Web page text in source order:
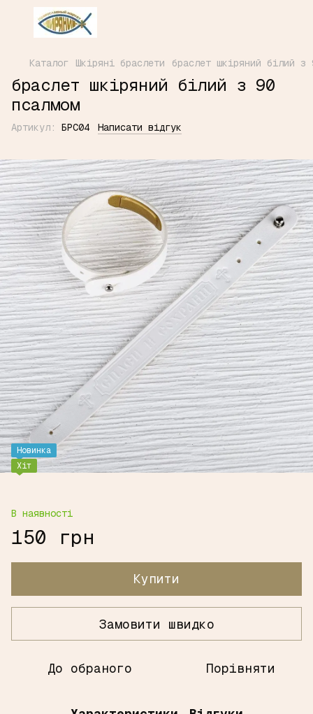
Каталог Шкіряні браслети браслет шкіряний білий з
браслет шкіряний білий з 90
псалмом
Артикул: БРС04 Написати відгук
Новинка
Хіт
В наявності
150 грн
Купити
Замовити швидко
До обраного Порівняти